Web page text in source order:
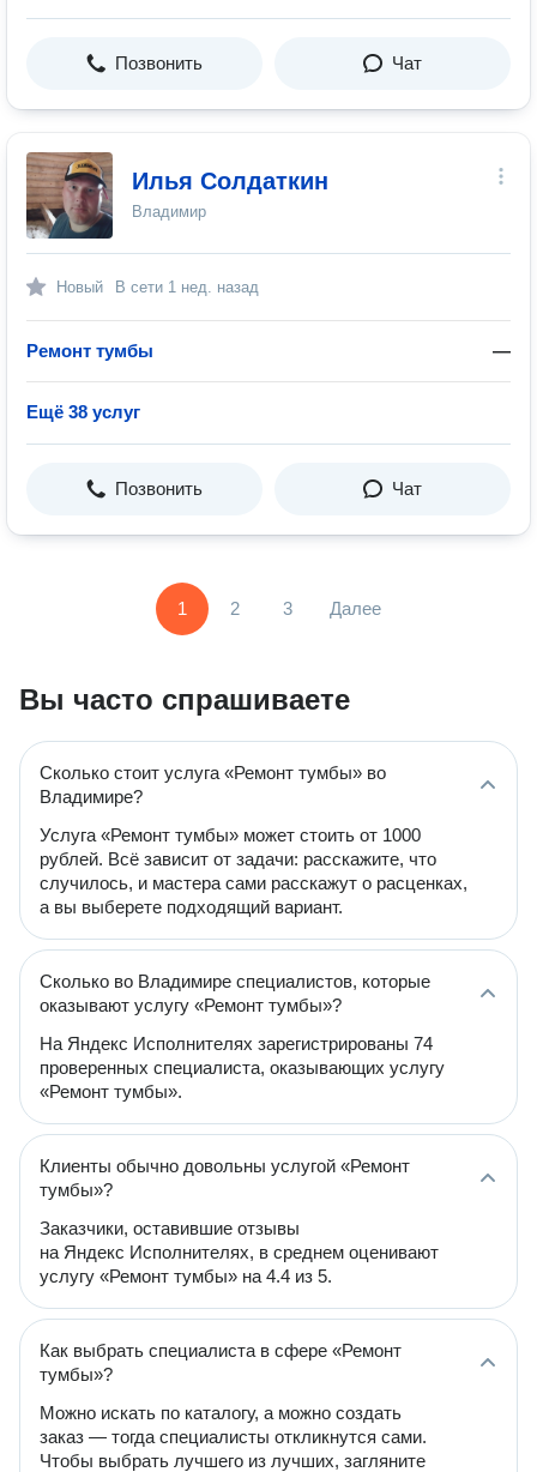
Позвонить Чат
Илья Солдаткин
Владимир
Новый В сети 1 нед. назад
Ремонт тумбы —
Ещё 38 услуг
Позвонить Чат
1 2 3 Далее
Вы часто спрашиваете
Сколько стоит услуга «Ремонт тумбы» во
Владимире?
Услуга «Ремонт тумбы» может стоить от 1000
рублей. Всё зависит от задачи: расскажите, что
случилось, и мастера сами расскажут о расценках,
а вы выберете подходящий вариант.
Сколько во Владимире специалистов, которые
оказывают услугу «Ремонт тумбы»?
На Яндекс Исполнителях зарегистрированы 74
проверенных специалиста, оказывающих услугу
«Ремонт тумбы».
Клиенты обычно довольны услугой «Ремонт
тумбы»?
Заказчики, оставившие отзывы
на Яндекс Исполнителях, в среднем оценивают
услугу «Ремонт тумбы» на 4.4 из 5.
Как выбрать специалиста в сфере «Ремонт
тумбы»?
Можно искать по каталогу, а можно создать
заказ — тогда специалисты откликнутся сами.
Чтобы выбрать лучшего из лучших, загляните